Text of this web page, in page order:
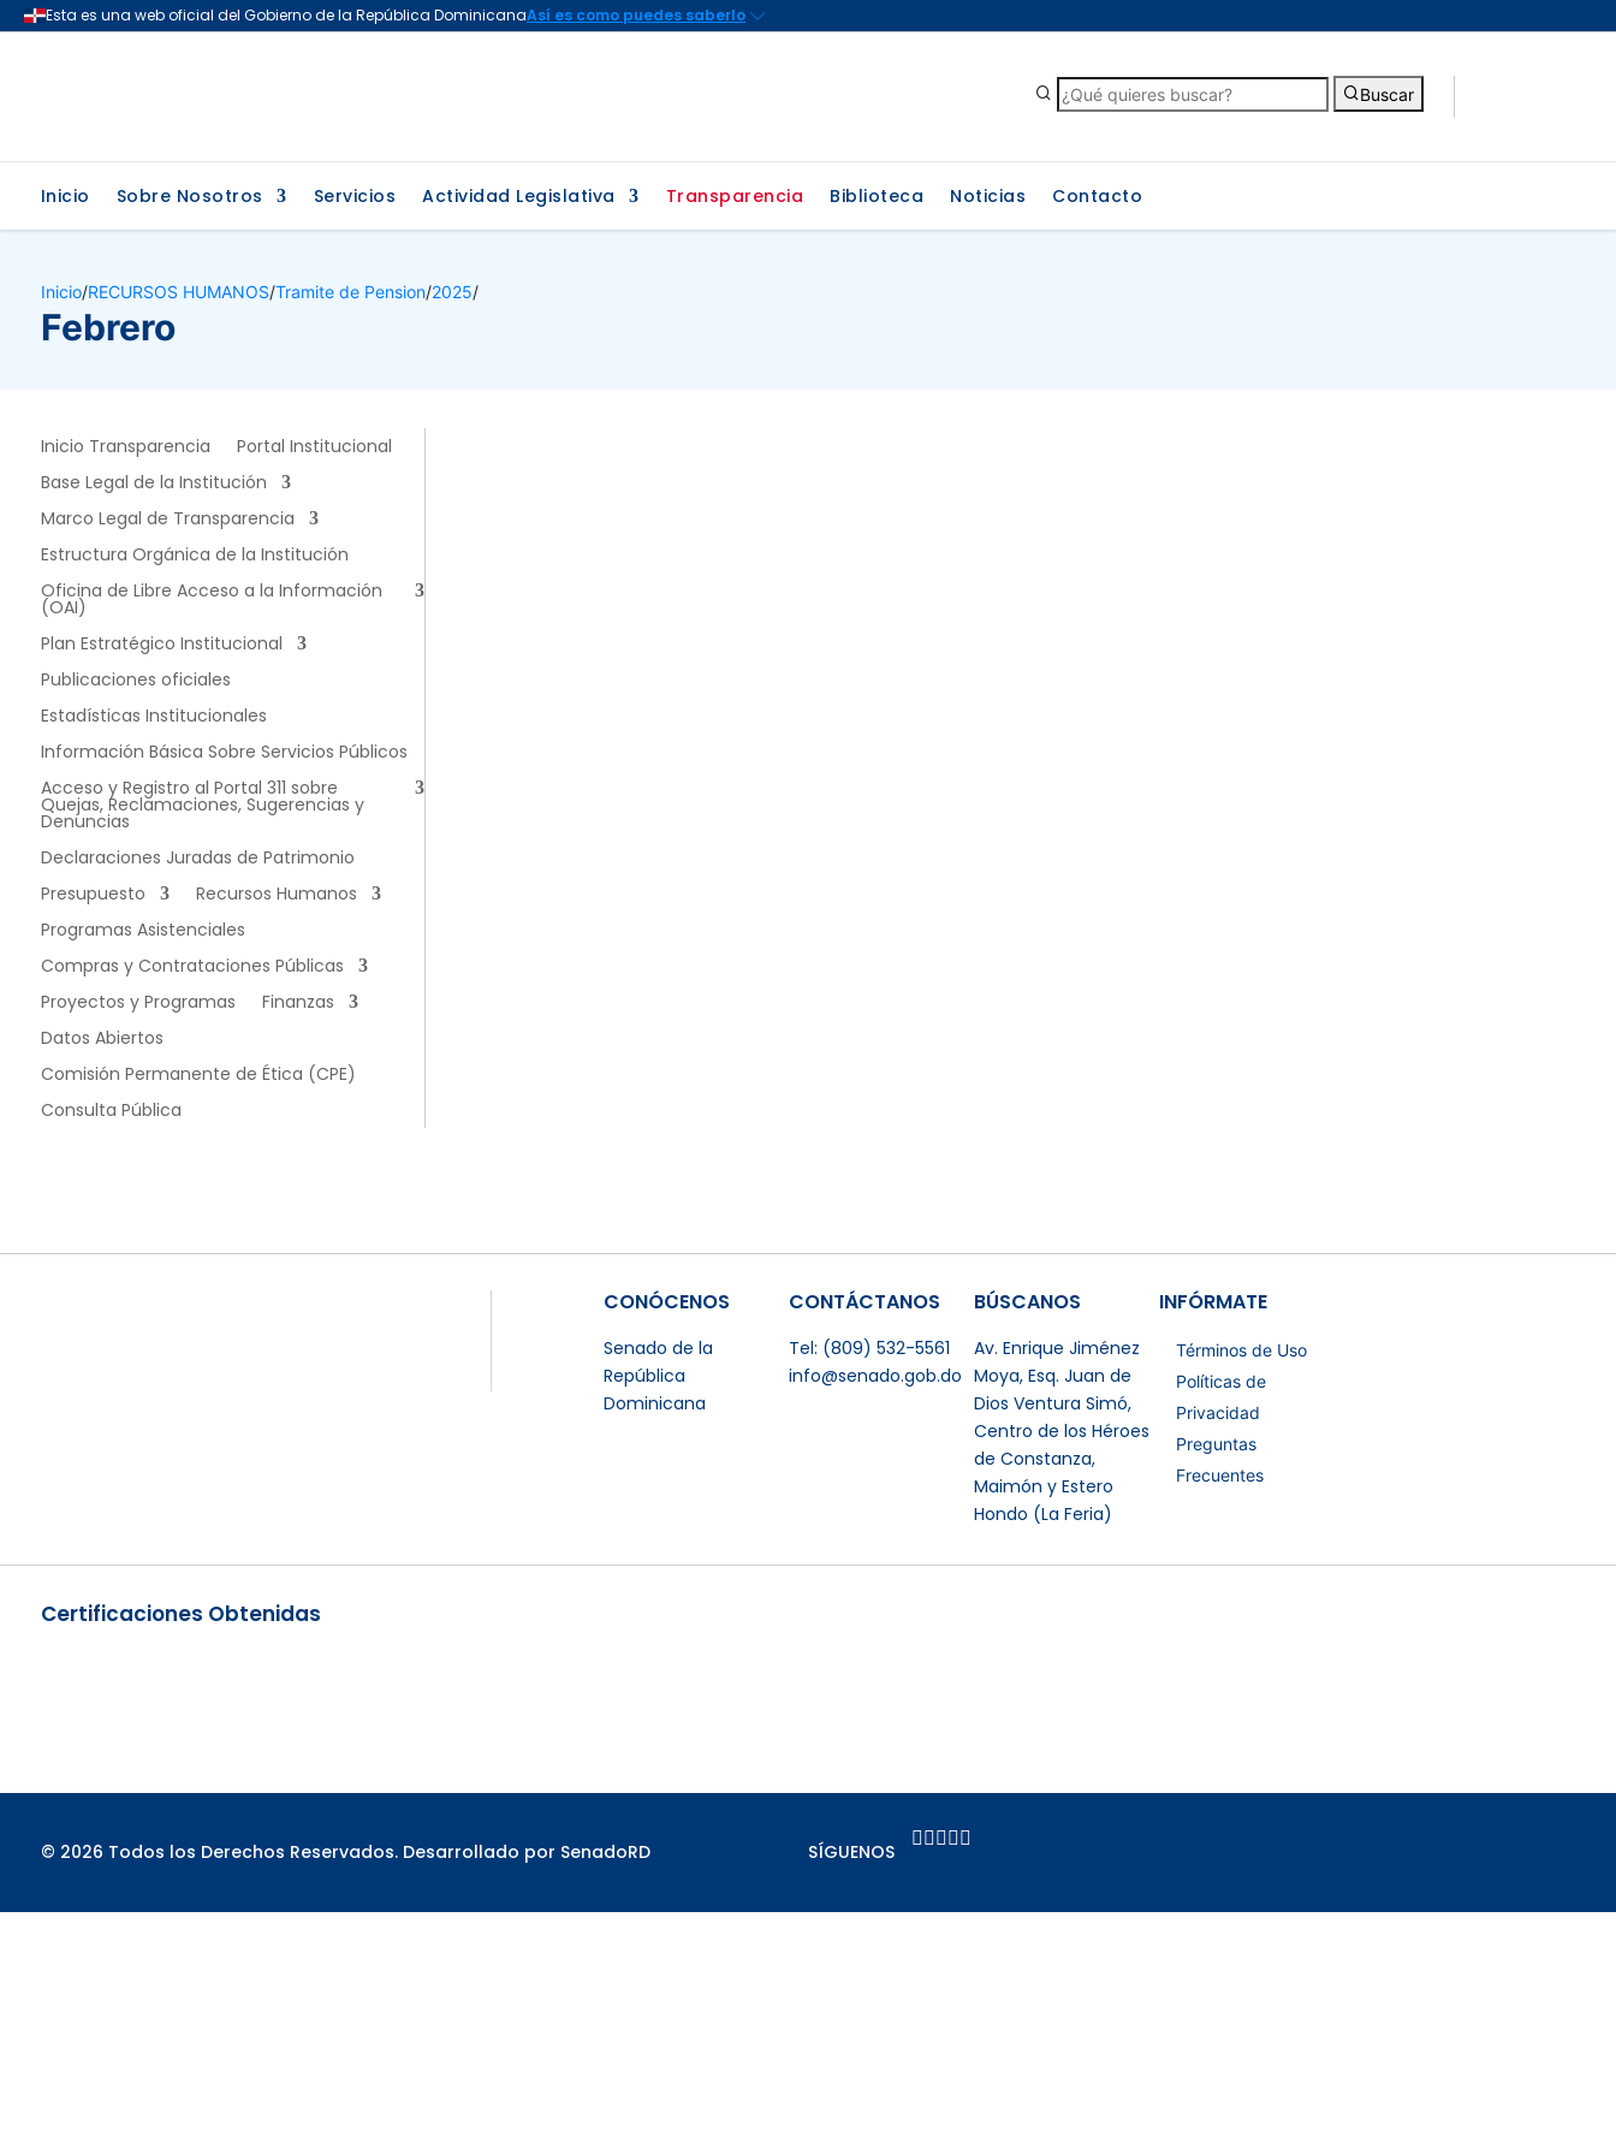
Buscar
Inicio Sobre Nosotros Servicios Actividad Legislativa Transparencia Biblioteca Noticias Contacto
Inicio/RECURSOS HUMANOS/Tramite de Pension/2025/
Febrero
Inicio Transparencia
Portal Institucional
Base Legal de la Institución
Marco Legal de Transparencia
Estructura Orgánica de la Institución
Oficina de Libre Acceso a la Información
(OAI)
Plan Estratégico Institucional
Publicaciones oficiales
Estadísticas Institucionales
Información Básica Sobre Servicios Públicos
Acceso y Registro al Portal 311 sobre
Quejas, Reclamaciones, Sugerencias y
Denuncias
Declaraciones Juradas de Patrimonio
Presupuesto
Recursos Humanos
Programas Asistenciales
Compras y Contrataciones Públicas
Proyectos y Programas
Finanzas
Datos Abiertos
Comisión Permanente de Ética (CPE)
Consulta Pública
CONÓCENOS
Senado de la
República
Dominicana
CONTÁCTANOS
Tel: (809) 532-5561
info@senado.gob.do
BÚSCANOS
Av. Enrique Jiménez
Moya, Esq. Juan de
Dios Ventura Simó,
Centro de los Héroes
de Constanza,
Maimón y Estero
Hondo (La Feria)
INFÓRMATE
Términos de Uso
Políticas de
Privacidad
Preguntas
Frecuentes
Certificaciones Obtenidas
© 2026 Todos los Derechos Reservados. Desarrollado por SenadoRD SÍGUENOS
    